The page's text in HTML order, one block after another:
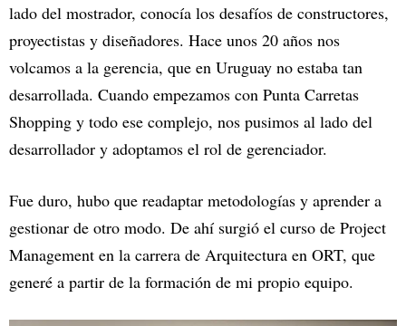
lado del mostrador, conocía los desafíos de constructores,
proyectistas y diseñadores. Hace unos 20 años nos
volcamos a la gerencia, que en Uruguay no estaba tan
desarrollada. Cuando empezamos con Punta Carretas
Shopping y todo ese complejo, nos pusimos al lado del
desarrollador y adoptamos el rol de gerenciador.
Fue duro, hubo que readaptar metodologías y aprender a
gestionar de otro modo. De ahí surgió el curso de Project
Management en la carrera de Arquitectura en ORT, que
generé a partir de la formación de mi propio equipo.